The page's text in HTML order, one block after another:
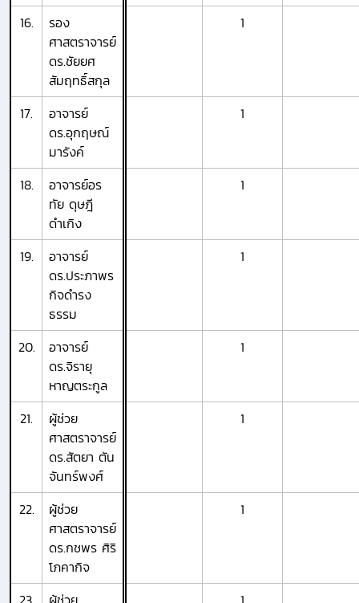
16.
รอง
ศาสตราจารย์
ดร.ชัยยศ
สัมฤทธิ์สกุล
1
17.
อาจารย์
ดร.อุกฤษณ์
มารังค์
1
18.
อาจารย์อร
ทัย ดุษฎี
ดำเกิง
1
19.
อาจารย์
ดร.ประภาพร
กิจดำรง
ธรรม
1
20.
อาจารย์
ดร.จิรายุ
หาญตระกูล
1
21.
ผู้ช่วย
ศาสตราจารย์
ดร.สัตยา ตัน
จันทร์พงศ์
1
22.
ผู้ช่วย
ศาสตราจารย์
ดร.กชพร ศิริ
โภคากิจ
1